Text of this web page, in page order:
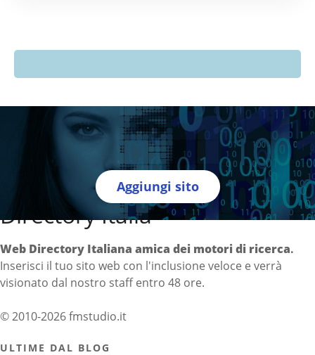
Aggiungi sito
Directory Italia
Web Directory Italiana amica dei motori di ricerca.
Inserisci il tuo sito web con l'inclusione veloce e verrà
visionato dal nostro staff entro 48 ore.
© 2010-2026 fmstudio.it
ULTIME DAL BLOG